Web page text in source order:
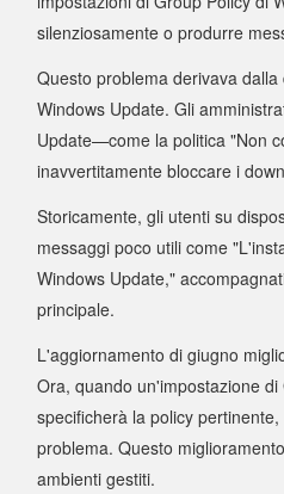
silenziosamente o produrre
Questo problema derivava
Windows Update. Gli
Update—come la politica "Non
inavvertitamente bloccare i
Storicamente, gli utenti su
messaggi poco utili come
Windows Update,"
principale.
L'aggiornamento di giugno
Ora, quando un'impostazione
specificherà la policy
problema. Questo
ambienti gestiti.